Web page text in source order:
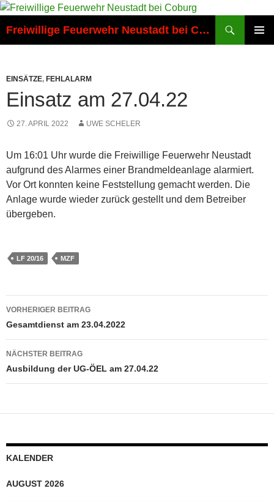
Zum
springen
Freiwillige Feuerwehr Neustadt bei Coburg
EINSÄTZE, FEHLALARM
Einsatz am 27.04.22
27. APRIL 2022 UWE SCHELER
Um 16:01 Uhr wurde die Freiwillige Feuerwehr Neustadt
aufgrund des Alarmes einer Brandmeldeanlage alarmiert.
Vor Ort konnten keine Feststellung gemacht werden. Die
Anlage wurde wieder zurück gestellt und dem Betreiber
übergeben.
LF 20/16 MZF
Beitragsnavigation
VORHERIGER BEITRAG
Gesamtdienst am 23.04.2022
NÄCHSTER BEITRAG
Ausbildung der UG-ÖEL am 27.04.22
KALENDER
AUGUST 2026